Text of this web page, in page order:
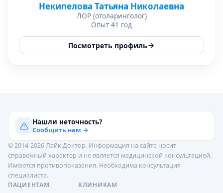
Некипелова Татьяна Николаевна
ЛОР (отоларинголог)
Опыт 41 год
Посмотреть профиль
Нашли неточность?
Сообщить нам →
© 2014-2026 Лайк.Доктор. Информация на сайте носит
справочный характер и не является медицинской консультацией.
Имеются противопоказания. Необходима консультация
специалиста.
ПАЦИЕНТАМ
КЛИНИКАМ